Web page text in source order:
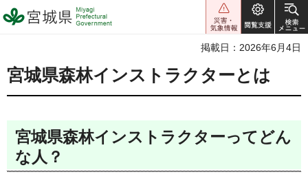
宮城県 Miyagi Prefectural
Government
掲載日：2026年6月4日
宮城県森林インストラクターとは
宮城県森林インストラクターってどん
な人？